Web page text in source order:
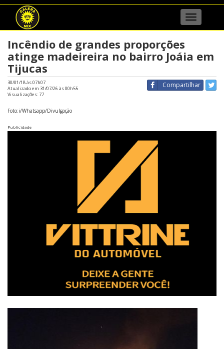
Menu
Incêndio de grandes proporções
atinge madeireira no bairro Joáia em
Tijucas
Compartilhar
30/01/18 às 07h07
Atualizado em 31/07/26 às 00h55
Visualizações:77
Foto:i/Whatsapp/Divulgação
Publicidade